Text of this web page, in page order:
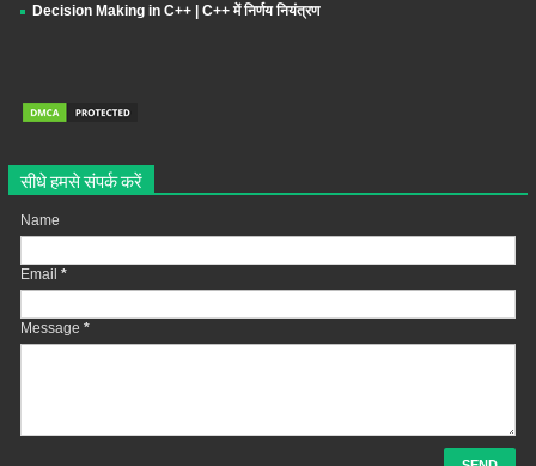
Decision Making in C++ | C++ में निर्णय नियंत्रण
सीधे हमसे संपर्क करें
Name
Email *
Message *